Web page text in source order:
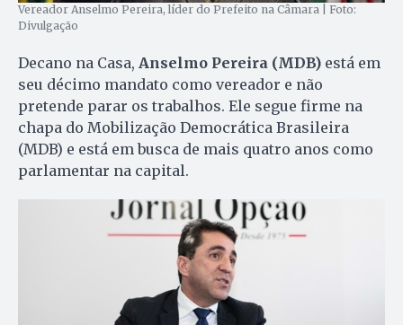
Vereador Anselmo Pereira, líder do Prefeito na Câmara | Foto:
Divulgação
Decano na Casa, Anselmo Pereira (MDB) está em
seu décimo mandato como vereador e não
pretende parar os trabalhos. Ele segue firme na
chapa do Mobilização Democrática Brasileira
(MDB) e está em busca de mais quatro anos como
parlamentar na capital.